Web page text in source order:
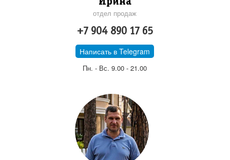
Ирина
отдел продаж
+7 904 890 17 65
Написать в Telegram
Пн. - Вс. 9.00 - 21.00